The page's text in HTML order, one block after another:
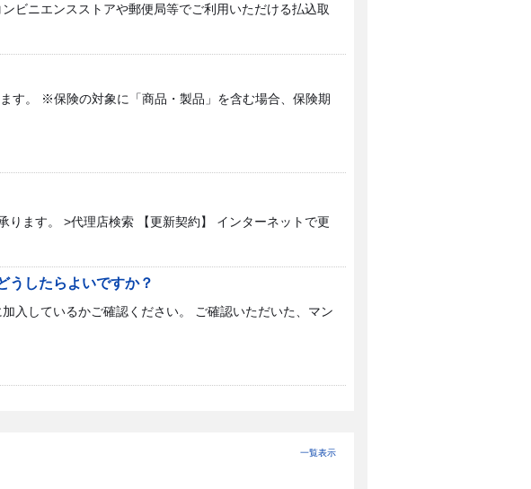
ビニエンスストアや郵便局等でご利用いただける払込取
す。 ※保険の対象に「商品・製品」を含む場合、保険期
ります。 >代理店検索 【更新契約】 インターネットで更
うしたらよいですか？
入しているかご確認ください。 ご確認いただいた、マン
一覧表示